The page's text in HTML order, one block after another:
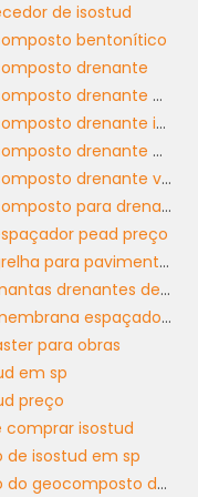
influenciar
e segurança
DE
pode
de compra de
oferecem
de gestão
organização e
pedidos,
Isso é
precisam
produção e
de isostud
bentonítico
drenante
Geocomposto drenante horizontal sp
Geocomposto drenante isostud preço
Geocomposto drenante preço
Geocomposto drenante vertical
Geocomposto para drenagem sp
pead preço
Geogrelha para pavimentação
Geomantas drenantes de isostud
Geomembrana espaçadora
para obras
em sp
preço
comprar isostud
de isostud em sp
Preço do geocomposto drenante